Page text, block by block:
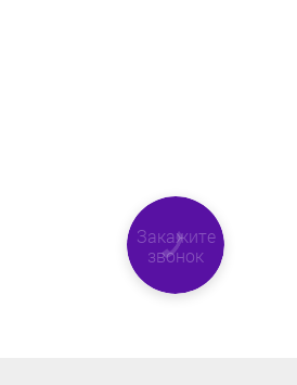
Закажите
звонок